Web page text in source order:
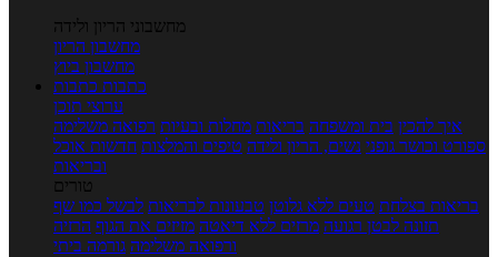
מחשבוני הריון ולידה
מחשבון הריון
מחשבון ביוץ
כתבות כתבות
ערוצי תוכן
איך להכין בית ומשפחה בריאות מחלות ובעיות רפואה משלימה
ספורט וכושר גופני נשים, הריון ולידה טיפים והמלצות חדשות אוכל
ובריאות
טורים
בריאות בצלחת טעים ללא גלוטן טבעונות לבריאות לבשל כמו שף
תזונה לבטן רגועה מרזים ללא דיאטה מזיזים את הגוף הרזיה
ורפואה משלימה גורמה ביתי